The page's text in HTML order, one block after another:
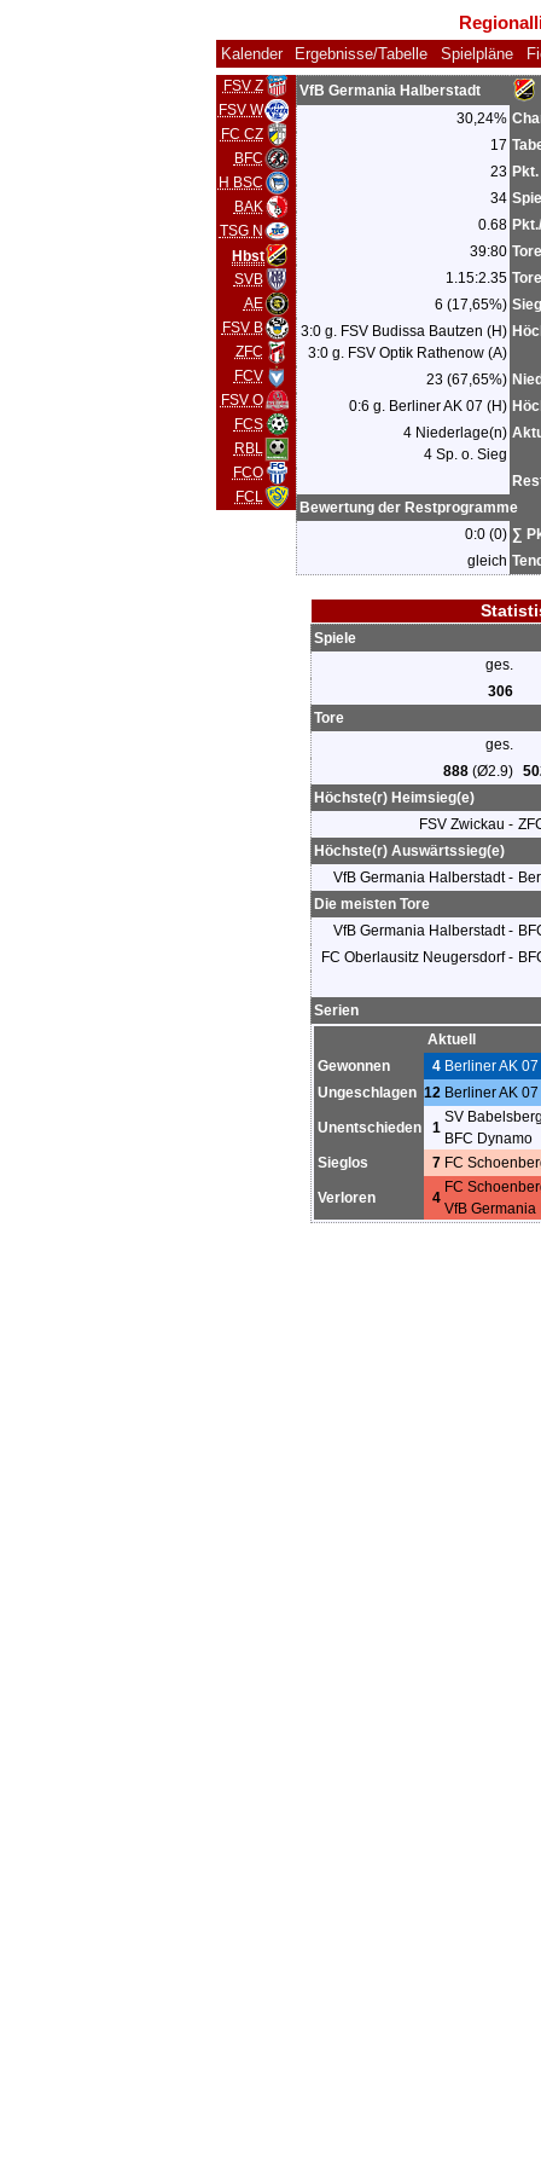
Kalender Ergebnisse/Tabelle Spielpläne
FSV Z
FSV W
FC CZ
BFC
H BSC
BAK
TSG N
Hbst
SVB
AE
FSV B
ZFC
FCV
FSV O
FCS
RBL
FCO
FCL
VfB Germania Halberstadt
30,24%
17
23 Pkt.
34
0.68
39:80
1.15:2.35
6 (17,65%)
3:0 g. FSV Budissa Bautzen (H)
3:0 g. FSV Optik Rathenow (A)
23 (67,65%)
0:6 g. Berliner AK 07 (H)
4 Niederlage(n)
4 Sp. o. Sieg
Bewertung der Restprogramme
0:0 (0) ∑
gleich
Spiele
ges.
306
Tore
ges.
888(Ø2.9)
Höchste(r) Heimsieg(e)
FSV Zwickau -
Höchste(r) Auswärtssieg(e)
VfB Germania Halberstadt -
Die meisten Tore
VfB Germania Halberstadt -
FC Oberlausitz Neugersdorf -
Serien
Aktuell
Gewonnen
4 Berliner AK 07
Ungeschlagen 12 Berliner AK 07
Unentschieden 1
SV
BFC Dynamo
Sieglos
7 FC
Verloren 4
FC
VfB